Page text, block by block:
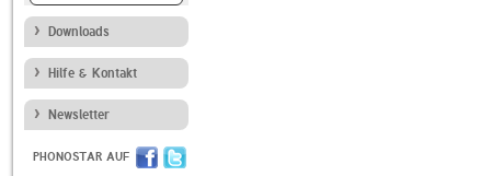
Downloads
Hilfe & Kontakt
Newsletter
PHONOSTAR AUF